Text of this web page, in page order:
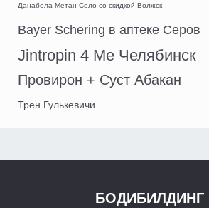
Данабола Метан Соло со скидкой Волжск
Bayer Schering в аптеке Серов
Jintropin 4 Ме Челябинск
Провирон + Суст Абакан
Трен Гулькевичи
БОДИБИЛДИНГ